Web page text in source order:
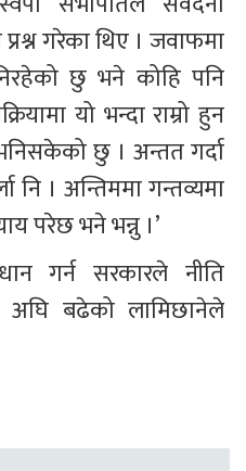
गरेका थिए । जवाफमा
छु भने कोहि पनि
यो भन्दा राम्रो हुन
छु । अन्तत गर्दा
नि । अन्तिममा गन्तव्यमा
परेछ भने भन्नु ।’
गर्न सरकारले नीति
अघि बढेको लामिछानेले